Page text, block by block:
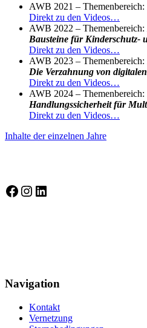
AWB 2021 – Themenbereich:
Direkt zu den Videos…
AWB 2022 – Themenbereich:
Bausteine für Kinderschutz-
Direkt zu den Videos…
AWB 2023 – Themenbereich:
Die Verzahnung von
Direkt zu den Videos…
AWB 2024 – Themenbereich:
Handlungssicherheit für
Direkt zu den Videos…
Inhalte der einzelnen Jahre
Selbstbewusst auf Facebook
Instagram
LinkedIn
Navigation
Kontakt
Vernetzung